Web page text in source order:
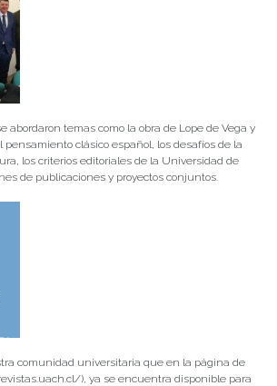
abordaron temas como la obra de Lope de Vega y
pensamiento clásico español, los desafíos de la
los criterios editoriales de la Universidad de
de publicaciones y proyectos conjuntos.
comunidad universitaria que en la página de
), ya se encuentra disponible para